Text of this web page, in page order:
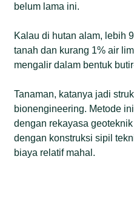
belum lama ini.
Kalau di hutan alam, lebih
tanah dan kurang 1% air
mengalir dalam bentuk
Tanaman, katanya jadi
bionengineering. Metode
dengan rekayasa
dengan konstruksi sipil
biaya relatif mahal.